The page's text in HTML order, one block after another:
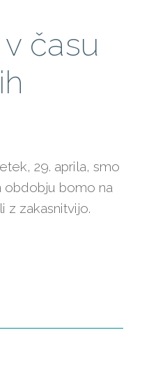
času
29. aprila, smo
obdobju bomo na
z zakasnitvijo.